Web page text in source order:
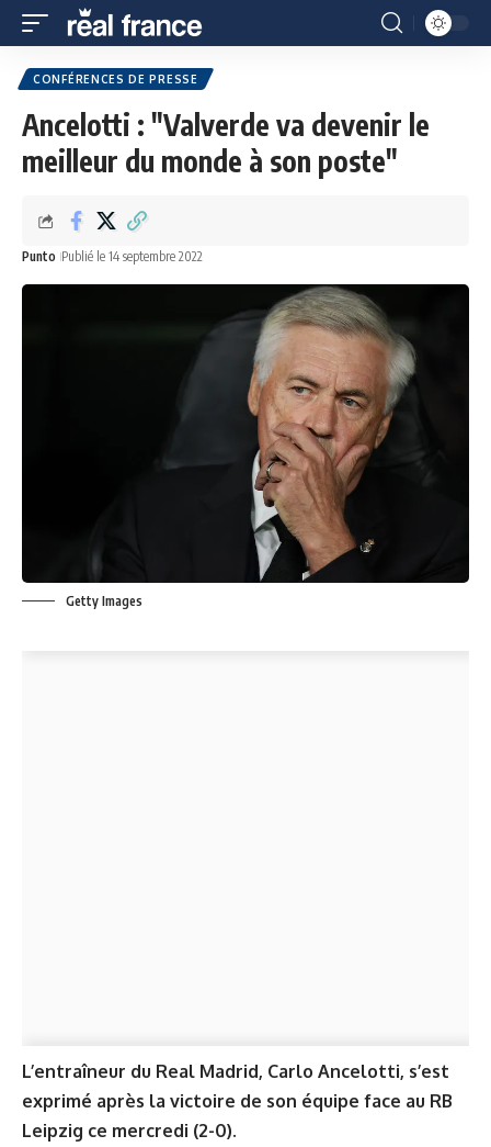
CONFÉRENCES DE PRESSE
Ancelotti : "Valverde va devenir le
meilleur du monde à son poste"
Punto Publié le 14 septembre 2022
Getty Images
L’entraîneur du Real Madrid, Carlo Ancelotti, s’est
exprimé après la victoire de son équipe face au RB
Leipzig ce mercredi (2-0).